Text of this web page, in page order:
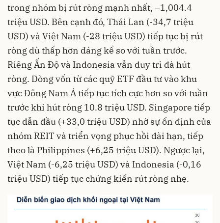
trong nhóm bị rút ròng mạnh nhất, –1,004.4
triệu USD. Bên cạnh đó, Thái Lan (-34,7 triệu
USD) và Việt Nam (-28 triệu USD) tiếp tục bị rút
ròng dù thấp hơn đáng kể so với tuần trước.
Riêng Ấn Độ và Indonesia vẫn duy trì đà hút
ròng. Dòng vốn từ các quỹ ETF đầu tư vào khu
vực Đông Nam Á tiếp tục tích cực hơn so với tuần
trước khi hút ròng 10.8 triệu USD. Singapore tiếp
tục dẫn đầu (+33,0 triệu USD) nhờ sự ổn định của
nhóm REIT và triển vọng phục hồi dài hạn, tiếp
theo là Philippines (+6,25 triệu USD). Ngược lại,
Việt Nam (-6,25 triệu USD) và Indonesia (-0,16
triệu USD) tiếp tục chứng kiến rút ròng nhẹ.